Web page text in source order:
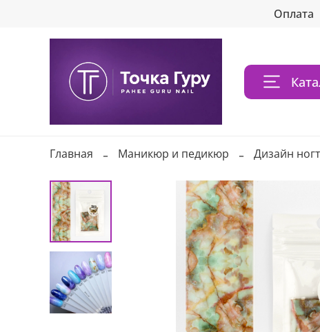
Оплата
Главная Маникюр и педикюр Дизайн